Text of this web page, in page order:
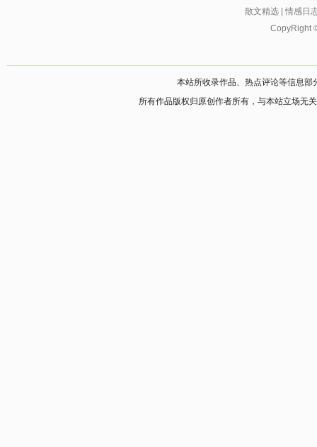
散文精选
情感日
CopyRight
本站所收录作品、热点评论等信息
所有作品版权归原创作者所有，与本站立场无